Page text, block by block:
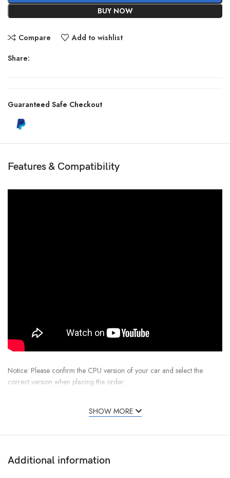
BUY NOW
Compare Add to wishlist
Share:
Guaranteed Safe Checkout
Features & Compatibility
Notice: Please confirm the CPU version of your car and select the
correct version when placing the order.
SHOW MORE
Additional information